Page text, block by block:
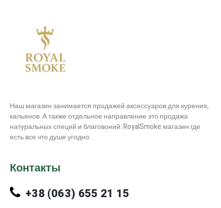
Наш магазин занимается продажей аксессуаров для курения,
кальянов. А также отдельное направление это продажа
натуральных специй и благовоний. RoyalSmoke магазин где
есть все что душе угодно.
Контакты
+38 (063) 655 21 15